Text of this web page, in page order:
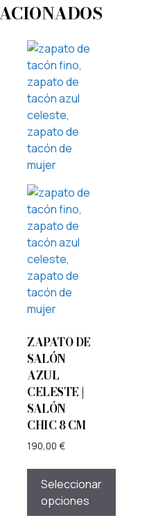
ZAPATO DE
SALÓN
AZUL
CELESTE |
SALÓN
CHIC 8 CM
190,00 €
Seleccionar
opciones